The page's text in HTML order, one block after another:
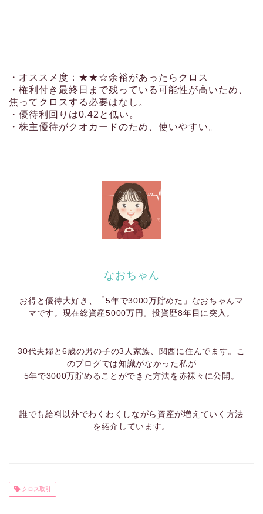
・オススメ度： ★★☆余裕があったらクロス
・権利付き最終日まで残っている可能性が高いため、
焦ってクロスする必要はなし。
・優待利回りは0.42と低い。
・株主優待がクオカードのため、使いやすい。
なおちゃん
お得と優待大好き、「5年で3000万貯めた」なおちゃんマ
マです。現在総資産5000万円。投資歴8年目に突入。
30代夫婦と6歳の男の子の3人家族、関西に住んでます。こ
のブログでは知識がなかった私が
5年で3000万貯めることができた方法を赤裸々に公開。
誰でも給料以外でわくわくしながら資産が増えていく方法
を紹介しています。
クロス取引